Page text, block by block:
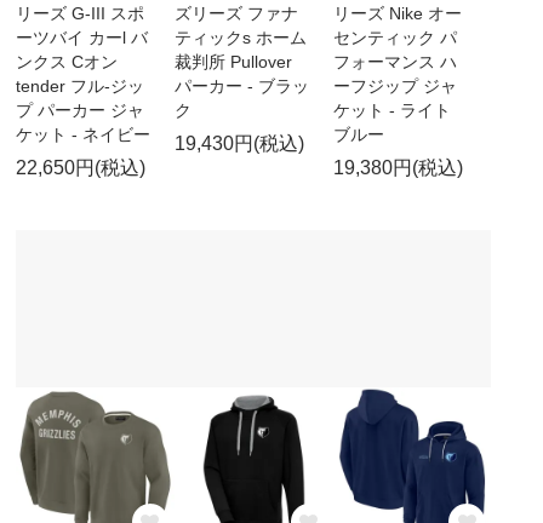
リーズ G-III スポ
ーツバイ カーl バ
ンクス Cオン
tender フル-ジッ
プ パーカー ジャ
ケット - ネイビー
22,650円(税込)
ズリーズ ファナ
ティックs ホーム
裁判所 Pullover
パーカー - ブラッ
ク
19,430円(税込)
リーズ Nike オー
センティック パ
フォーマンス ハ
ーフジップ ジャ
ケット - ライト
ブルー
19,380円(税込)